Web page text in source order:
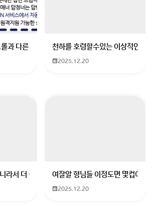
과 다른 키가 같이 안눌림 게임을 하는 중에 컨트
천하를 호령할수있는 이상적인 몸
2025.12.20
라서 더 좋음 여잘알 형님들 이정도면 몇컵이에
2025.12.20